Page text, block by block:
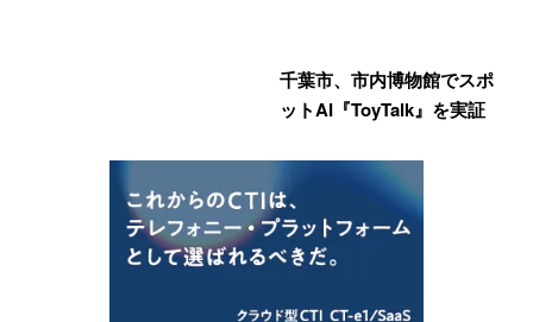
千葉市、市内博物館でスポ
ットAI『ToyTalk』を実証